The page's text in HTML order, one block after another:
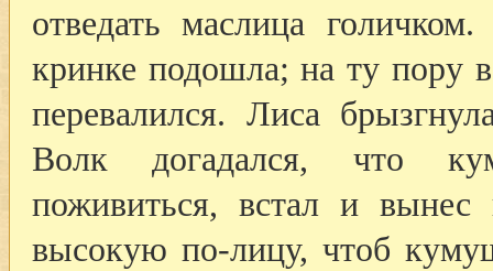
отведать маслица
кринке подошла; на ту пору
перевалился. Лиса
Волк догадался, что
поживиться, встал и
высокую по-лицу, чтоб